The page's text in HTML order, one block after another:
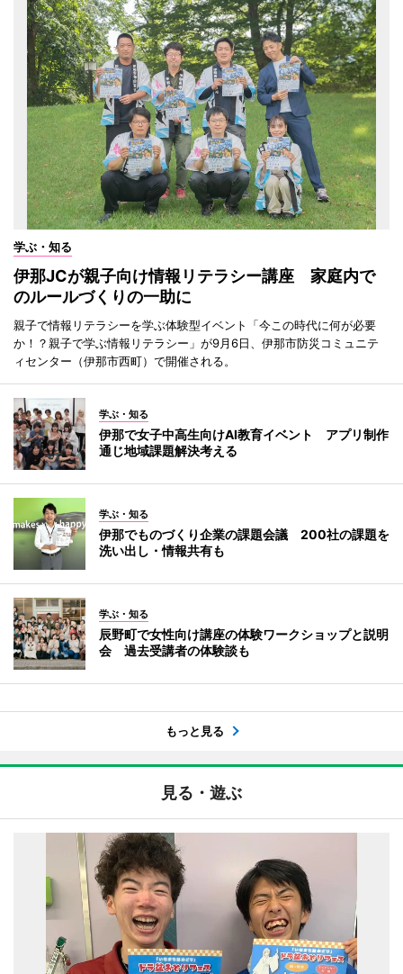
学ぶ・知る
伊那JCが親子向け情報リテラシー講座 家庭内で
のルールづくりの一助に
親子で情報リテラシーを学ぶ体験型イベント「今この時代に何が必要
か！？親子で学ぶ情報リテラシー」が9月6日、伊那市防災コミュニテ
ィセンター（伊那市西町）で開催される。
学ぶ・知る
伊那で女子中高生向けAI教育イベント アプリ制作
通じ地域課題解決考える
学ぶ・知る
伊那でものづくり企業の課題会議 200社の課題を
洗い出し・情報共有も
学ぶ・知る
辰野町で女性向け講座の体験ワークショップと説明
会 過去受講者の体験談も
もっと見る
見る・遊ぶ